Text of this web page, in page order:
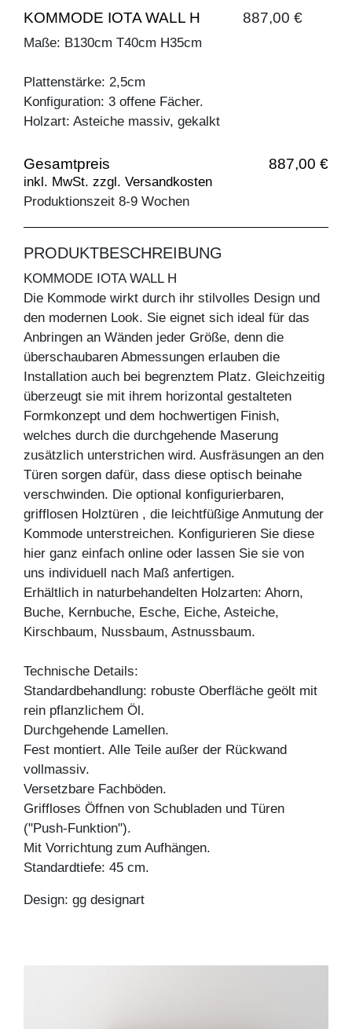
KOMMODE IOTA WALL H 887,00 €
Maße: B130cm T40cm H35cm
Plattenstärke: 2,5cm
Konfiguration: 3 offene Fächer.
Holzart: Asteiche massiv, gekalkt
Gesamtpreis 887,00 €
inkl. MwSt. zzgl. Versandkosten
Produktionszeit 8-9 Wochen
PRODUKTBESCHREIBUNG
KOMMODE IOTA WALL H
Die Kommode wirkt durch ihr stilvolles Design und
den modernen Look. Sie eignet sich ideal für das
Anbringen an Wänden jeder Größe, denn die
überschaubaren Abmessungen erlauben die
Installation auch bei begrenztem Platz. Gleichzeitig
überzeugt sie mit ihrem horizontal gestalteten
Formkonzept und dem hochwertigen Finish,
welches durch die durchgehende Maserung
zusätzlich unterstrichen wird. Ausfräsungen an den
Türen sorgen dafür, dass diese optisch beinahe
verschwinden. Die optional konfigurierbaren,
grifflosen Holztüren , die leichtfüßige Anmutung der
Kommode unterstreichen. Konfigurieren Sie diese
hier ganz einfach online oder lassen Sie sie von
uns individuell nach Maß anfertigen.
Erhältlich in naturbehandelten Holzarten: Ahorn,
Buche, Kernbuche, Esche, Eiche, Asteiche,
Kirschbaum, Nussbaum, Astnussbaum.
Technische Details:
Standardbehandlung: robuste Oberfläche geölt mit
rein pflanzlichem Öl.
Durchgehende Lamellen.
Fest montiert. Alle Teile außer der Rückwand
vollmassiv.
Versetzbare Fachböden.
Griffloses Öffnen von Schubladen und Türen
("Push-Funktion").
Mit Vorrichtung zum Aufhängen.
Standardtiefe: 45 cm.
Design: gg designart